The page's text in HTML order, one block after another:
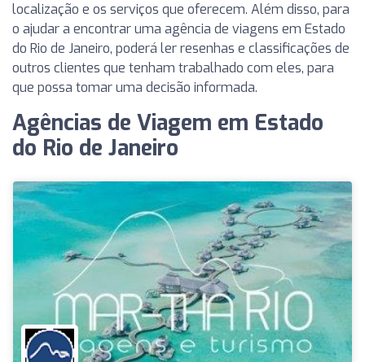
localização e os serviços que oferecem. Além disso, para
o ajudar a encontrar uma agência de viagens em Estado
do Rio de Janeiro, poderá ler resenhas e classificações de
outros clientes que tenham trabalhado com eles, para
que possa tomar uma decisão informada.
Agências de Viagem em Estado
do Rio de Janeiro